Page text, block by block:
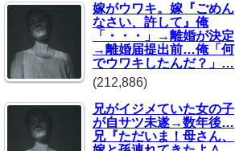
嫁がウワキ。嫁『ごめん
なさい、許して』俺
「・・・」→離婚が決定
→離婚届提出前…俺「何
でウワキしたんだ？」…
(212,886)
兄がイジメていた女の子
が自サツ未遂→数年後…
兄『ただいま！母さん、